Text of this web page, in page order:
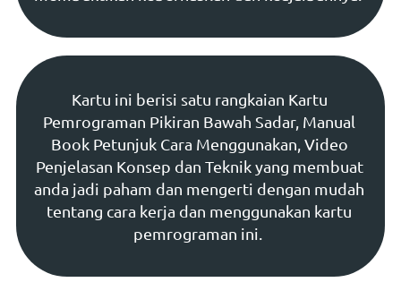
Kartu ini berisi satu rangkaian Kartu
Pemrograman Pikiran Bawah Sadar, Manual
Book Petunjuk Cara Menggunakan, Video
Penjelasan Konsep dan Teknik yang membuat
anda jadi paham dan mengerti dengan mudah
tentang cara kerja dan menggunakan kartu
pemrograman ini.